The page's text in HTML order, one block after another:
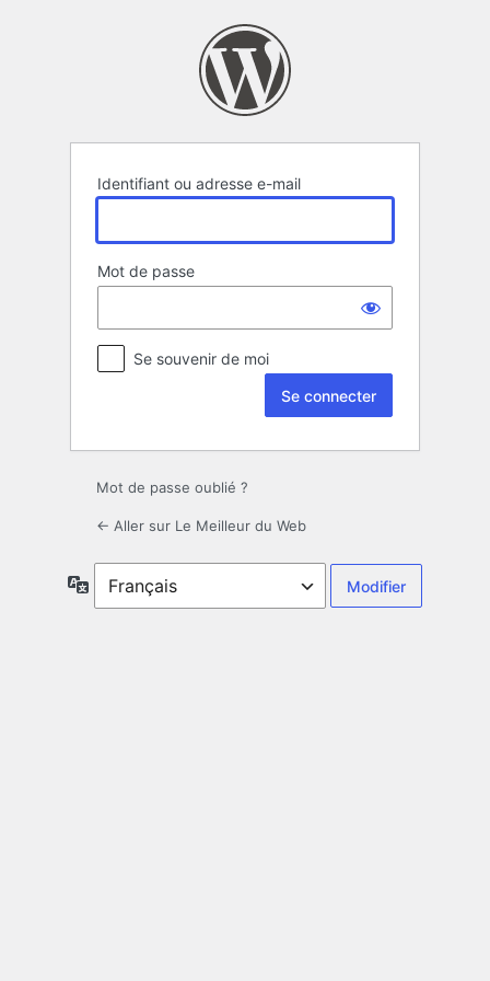
Identifiant ou adresse e-mail
Mot de passe
Se souvenir de moi
Mot de passe oublié ?
← Aller sur Le Meilleur du Web
Langue